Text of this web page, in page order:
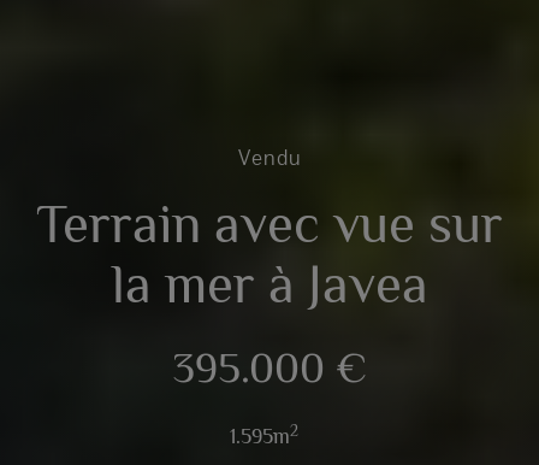
Vendu
Terrain avec vue sur
la mer à Javea
395.000 €
1.595m2